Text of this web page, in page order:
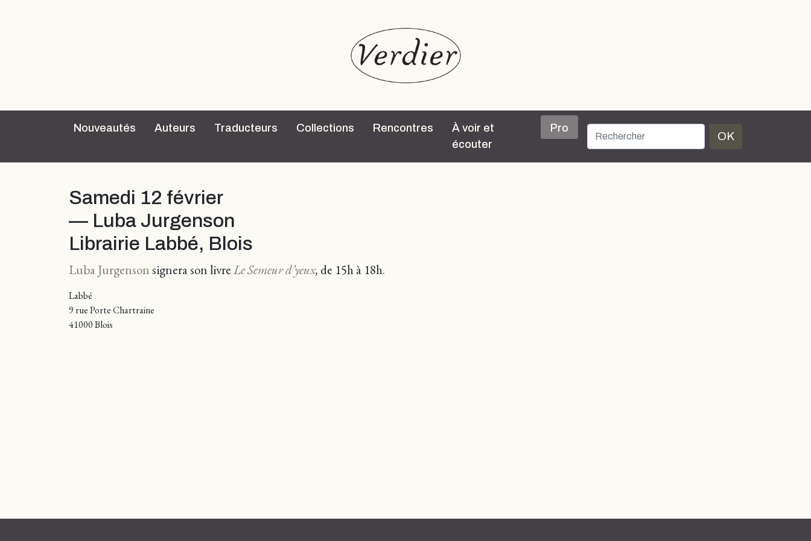
Nouveautés Auteurs Traducteurs Collections Rencontres
À voir et
écouter
Pro
OK
Samedi 12 février
— Luba Jurgenson
Librairie Labbé, Blois
Luba Jurgensonsignera son livreLe Semeur d’yeux, de 15h à 18h.
Labbé
9 rue Porte Chartraine
41000 Blois